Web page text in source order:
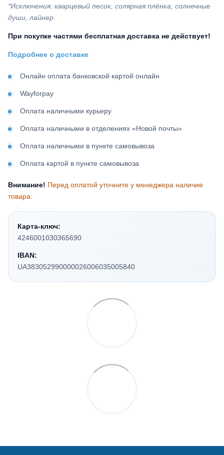
*Исключения: кварцевый песок, солярная плёнка, солнечные
души, лайнер.
При покупке частями бесплатная доставка не действует!
Подробнее о доставке
Онлайн оплата банковской картой онлайн
Wayforpay
Оплата наличными курьеру
Оплата наличными в отделениях «Новой почты»
Оплата наличными в пункте самовывоза
Оплата картой в пункте самовывоза
Внимание! Перед оплатой уточните у менеджера наличие
товара.
Карта-ключ:
4246001030365690
IBAN:
UA383052990000026006035005840